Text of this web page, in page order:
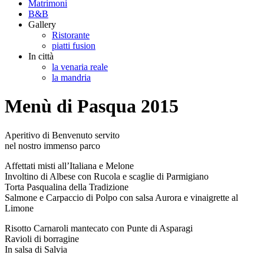
Matrimoni
B&B
Gallery
Ristorante
piatti fusion
In città
la venaria reale
la mandria
Menù di Pasqua 2015
Aperitivo di Benvenuto servito
nel nostro immenso parco
Affettati misti all’Italiana e Melone
Involtino di Albese con Rucola e scaglie di Parmigiano
Torta Pasqualina della Tradizione
Salmone e Carpaccio di Polpo con salsa Aurora e vinaigrette al
Limone
Risotto Carnaroli mantecato con Punte di Asparagi
Ravioli di borragine
In salsa di Salvia